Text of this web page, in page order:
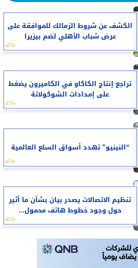
الكشف عن شروط الزمالك للموافقة على
عرض شباب الأهلي لضم بيزيرا
تراجع إنتاج الكاكاو في الكاميرون يضغط
على إمدادات الشوكولاتة
“النينيو” تهدد أسواق السلع العالمية
تنظيم الاتصالات يصدر بيان بشأن ما أثير
حول وجود خطوط هاتف محمول...